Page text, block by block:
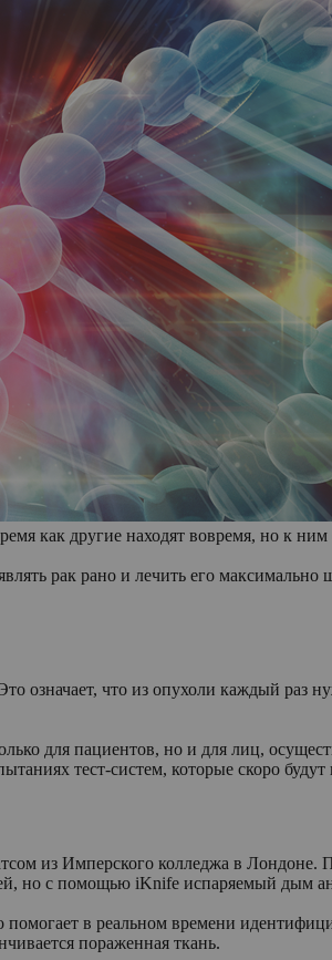
как другие находят вовремя, но к
рак рано и лечить его
означает, что из опухоли каждый раз
для пациентов, но и для лиц,
тест-систем, которые скоро
из Имперского колледжа в Лондоне.
но с помощью iKnife испаряемый дым
в реальном времени
пораженная ткань.